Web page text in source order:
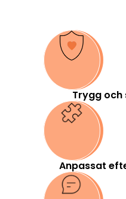
Trygg
Anpassat